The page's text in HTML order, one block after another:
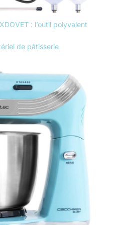
: l’outil polyvalent
de pâtisserie